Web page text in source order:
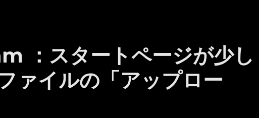
：スタートページが少し
ァイルの「アップロー